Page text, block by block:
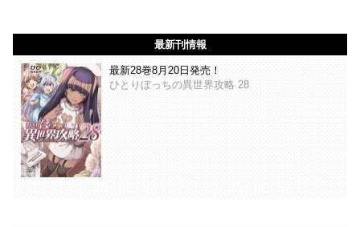
最新刊情報
最新28巻8月20日発売！
ひとりぼっちの異世界攻略 28